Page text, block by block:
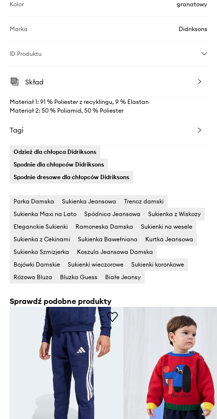
Kolor granatowy
Marka Didriksons
ID Produktu
Skład
Materiał 1: 91 % Poliester z recyklingu, 9 % Elastan
Materiał 2: 50 % Poliamid, 50 % Poliester
Tagi
Odzież dla chłopca Didriksons
Spodnie dla chłopców Didriksons
Spodnie dresowe dla chłopców Didriksons
Parka Damska Sukienka Jeansowa
Trencz damski
Sukienka Maxi na Lato
Spódnica Jeansowa
Sukienka z Wiskozy
Eleganckie Sukienki
Ramoneska Damska
Sukienki na wesele
Sukienka z Cekinami
Sukienka Bawełniana
Kurtka Jeansowa
Sukienka Szmizjerka
Koszula Jeansowa Damska
Bojówki Damskie
Sukienki wieczorowe
Sukienki koronkowe
Różowa Bluza
Bluzka Guess Białe Jeansy
Sprawdź podobne produkty